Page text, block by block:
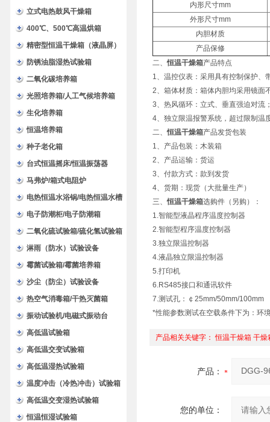
立式电热鼓风干燥箱
400℃、500℃高温烘箱
精密型恒温干燥箱（液晶屏）
防锈油脂湿热试验箱
二氧化碳培养箱
光照培养箱/人工气候培养箱
生化培养箱
恒温培养箱
种子老化箱
台式恒温摇床/恒温振荡器
马弗炉/箱式电阻炉
电热恒温水浴锅/电热恒温水槽
电子防潮柜/电子防潮箱
二氧化硫试验箱/硫化氢试验箱
淋雨（防水）试验设备
霉菌试验箱/霉菌培养箱
沙尘（防尘）试验设备
热空气消毒箱/干热灭菌箱
振动试验机/电磁式振动台
高低温试验箱
高低温交变试验箱
高低温湿热试验箱
温度冲击（冷热冲击）试验箱
高低温交变湿热试验箱
恒温恒湿试验箱
内形尺寸mm
外形尺寸mm
内胆材质
产品保修
二、恒温干燥箱产品特点
1、温控仪表：采用具有控制保护、
2、箱体材质：箱体内胆均采用镜面
3、热风循环：立式、垂直强迫对流
4、独立限温报警系统，超过限制温
二、恒温干燥箱产品发货包装
1、产品包装：木装箱
2、产品运输：货运
3、付款方式：款到发货
4、货期：现货（大批量生产）
三、恒温干燥箱选购件（另购）：
1.智能型液晶程序温度控制器
2.智能型程序温度控制器
3.独立限温控制器
4.液晶独立限温控制器
5.打印机
6.RS485接口和通讯软件
7.测试孔：￠25mm/50mm/100mm
*性能参数测试在空载条件下为：环
产品相关关键字：恒温干燥箱 干燥
产品：
您的单位：